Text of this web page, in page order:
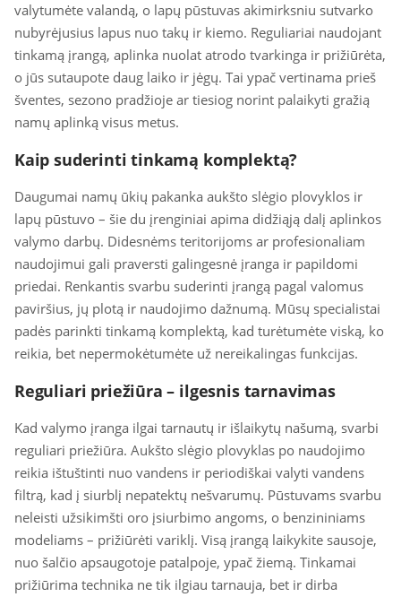
valytumėte valandą, o lapų pūstuvas akimirksniu sutvarko
nubyrėjusius lapus nuo takų ir kiemo. Reguliariai naudojant
tinkamą įrangą, aplinka nuolat atrodo tvarkinga ir prižiūrėta,
o jūs sutaupote daug laiko ir jėgų. Tai ypač vertinama prieš
šventes, sezono pradžioje ar tiesiog norint palaikyti gražią
namų aplinką visus metus.
Kaip suderinti tinkamą komplektą?
Daugumai namų ūkių pakanka aukšto slėgio plovyklos ir
lapų pūstuvo – šie du įrenginiai apima didžiąją dalį aplinkos
valymo darbų. Didesnėms teritorijoms ar profesionaliam
naudojimui gali praversti galingesnė įranga ir papildomi
priedai. Renkantis svarbu suderinti įrangą pagal valomus
paviršius, jų plotą ir naudojimo dažnumą. Mūsų specialistai
padės parinkti tinkamą komplektą, kad turėtumėte viską, ko
reikia, bet nepermokėtumėte už nereikalingas funkcijas.
Reguliari priežiūra – ilgesnis tarnavimas
Kad valymo įranga ilgai tarnautų ir išlaikytų našumą, svarbi
reguliari priežiūra. Aukšto slėgio plovyklas po naudojimo
reikia ištuštinti nuo vandens ir periodiškai valyti vandens
filtrą, kad į siurblį nepatektų nešvarumų. Pūstuvams svarbu
neleisti užsikimšti oro įsiurbimo angoms, o benzininiams
modeliams – prižiūrėti variklį. Visą įrangą laikykite sausoje,
nuo šalčio apsaugotoje patalpoje, ypač žiemą. Tinkamai
prižiūrima technika ne tik ilgiau tarnauja, bet ir dirba